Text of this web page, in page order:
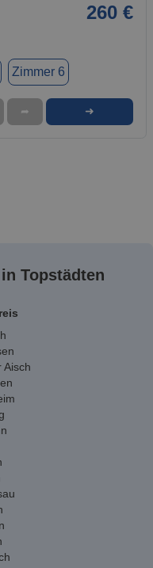
260 €
Zimmer 6
➦ ➜
Topstädten
Aisch